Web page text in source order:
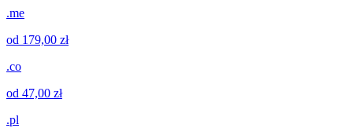
.me
od 179,00 zł
.co
od 47,00 zł
.pl